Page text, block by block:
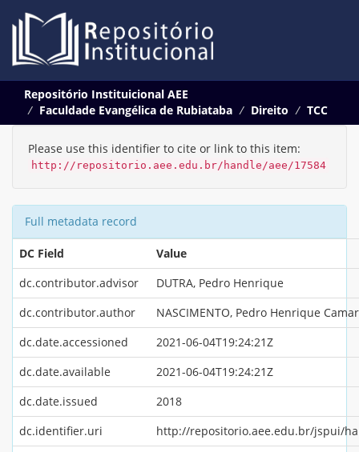
navigation
Repositório Instituicional AEE
Faculdade Evangélica de Rubiataba
Direito TCC
Please use this identifier to cite or link to this item:
http://repositorio.aee.edu.br/handle/aee/17584
Full metadata record
DC Field
Value
dc.contributor.advisor
DUTRA, Pedro Henrique
dc.contributor.author
NASCIMENTO, Pedro Henrique
dc.date.accessioned
2021-06-04T19:24:21Z
dc.date.available
2021-06-04T19:24:21Z
dc.date.issued
2018
dc.identifier.uri
http://repositorio.aee.edu.br/jspui/